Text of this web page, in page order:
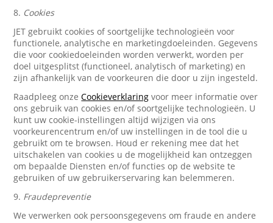
8. Cookies
JET gebruikt cookies of soortgelijke technologieën voor
functionele, analytische en marketingdoeleinden. Gegevens
die voor cookiedoeleinden worden verwerkt, worden per
doel uitgesplitst (functioneel, analytisch of marketing) en
zijn afhankelijk van de voorkeuren die door u zijn ingesteld.
Raadpleeg onzeCookieverklaring voor meer informatie over
ons gebruik van cookies en/of soortgelijke technologieën. U
kunt uw cookie-instellingen altijd wijzigen via ons
voorkeurencentrum en/of uw instellingen in de tool die u
gebruikt om te browsen. Houd er rekening mee dat het
uitschakelen van cookies u de mogelijkheid kan ontzeggen
om bepaalde Diensten en/of functies op de website te
gebruiken of uw gebruikerservaring kan belemmeren.
9. Fraudepreventie
We verwerken ook persoonsgegevens om fraude en andere